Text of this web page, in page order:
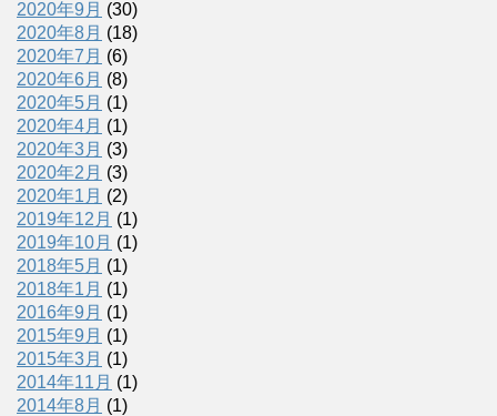
2020年9月 (30)
2020年8月 (18)
2020年7月 (6)
2020年6月 (8)
2020年5月 (1)
2020年4月 (1)
2020年3月 (3)
2020年2月 (3)
2020年1月 (2)
2019年12月 (1)
2019年10月 (1)
2018年5月 (1)
2018年1月 (1)
2016年9月 (1)
2015年9月 (1)
2015年3月 (1)
2014年11月 (1)
2014年8月 (1)